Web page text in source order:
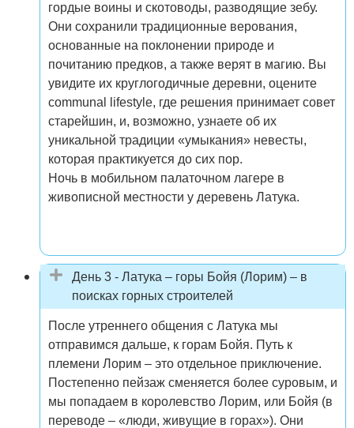
гордые воины и скотоводы, разводящие зебу.
Они сохранили традиционные верования,
основанные на поклонении природе и
почитанию предков, а также верят в магию. Вы
увидите их круглогодичные деревни, оцените
communal lifestyle, где решения принимает совет
старейшин, и, возможно, узнаете об их
уникальной традиции «умыкания» невесты,
которая практикуется до сих пор.
Ночь в мобильном палаточном лагере в
живописной местности у деревень Латука.
День 3 - Латука – горы Бойя (Лорим) – в
поисках горных строителей
После утреннего общения с Латука мы
отправимся дальше, к горам Бойя. Путь к
племени Лорим – это отдельное приключение.
Постепенно пейзаж сменяется более суровым, и
мы попадаем в королевство Лорим, или Бойя (в
переводе – «люди, живущие в горах»). Они